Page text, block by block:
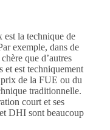
la technique de
exemple, dans de
que d’autres
et est techniquement
de la FUE ou du
traditionnelle.
court et ses
DHI sont beaucoup